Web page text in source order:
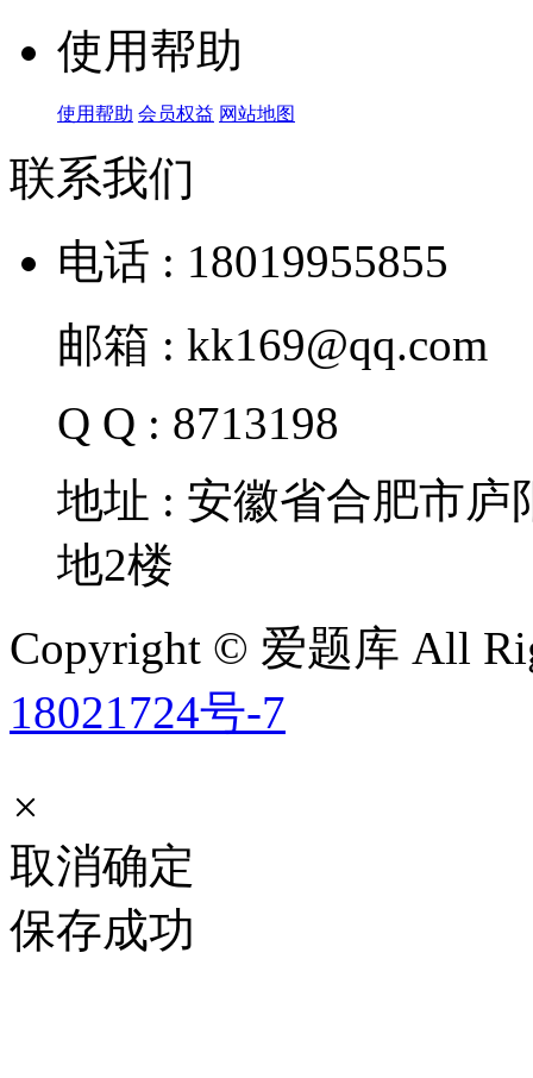
使用帮助
使用帮助 会员权益 网站地图
联系我们
电话 : 18019955855
邮箱 : kk169@qq.com
Q Q : 8713198
地址 : 安徽省合肥市
地2楼
Copyright © 爱题库 All
18021724号-7
×
取消确定
保存成功